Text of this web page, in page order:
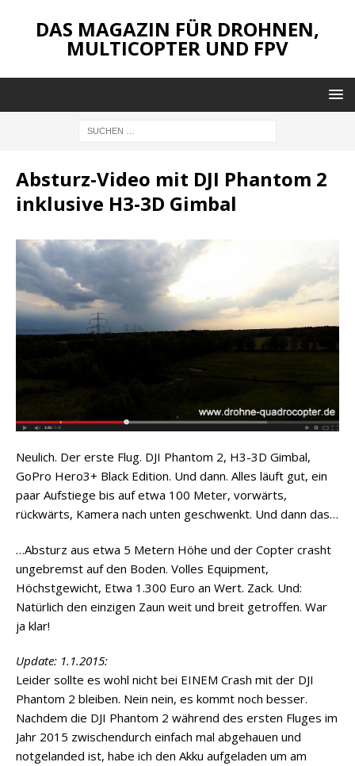
DAS MAGAZIN FÜR DROHNEN,
MULTICOPTER UND FPV
Absturz-Video mit DJI Phantom 2
inklusive H3-3D Gimbal
Neulich. Der erste Flug. DJI Phantom 2, H3-3D Gimbal,
GoPro Hero3+ Black Edition. Und dann. Alles läuft gut, ein
paar Aufstiege bis auf etwa 100 Meter, vorwärts,
rückwärts, Kamera nach unten geschwenkt. Und dann das…
…Absturz aus etwa 5 Metern Höhe und der Copter crasht
ungebremst auf den Boden. Volles Equipment,
Höchstgewicht, Etwa 1.300 Euro an Wert. Zack. Und:
Natürlich den einzigen Zaun weit und breit getroffen. War
ja klar!
Update: 1.1.2015:
Leider sollte es wohl nicht bei EINEM Crash mit der DJI
Phantom 2 bleiben. Nein nein, es kommt noch besser.
Nachdem die DJI Phantom 2 während des ersten Fluges im
Jahr 2015 zwischendurch einfach mal abgehauen und
notgelanded ist, habe ich den Akku aufgeladen um am